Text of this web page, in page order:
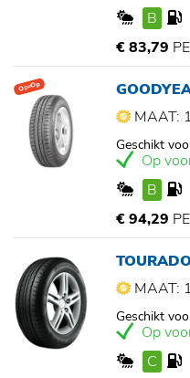
B
€ 83,79
Op=Op
MAAT:
Geschikt
Op
B
€ 94,29
MAAT:
Geschikt
Op
C